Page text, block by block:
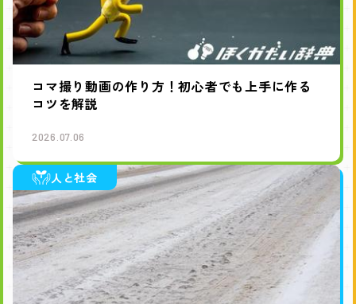
コマ撮り動画の作り方！初心者でも上手に作る
コツを解説
2026.07.06
人と社会